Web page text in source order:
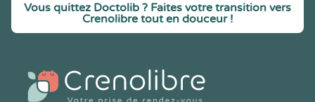
Vous quittez Doctolib ? Faites votre transition vers
Crenolibre tout en douceur !